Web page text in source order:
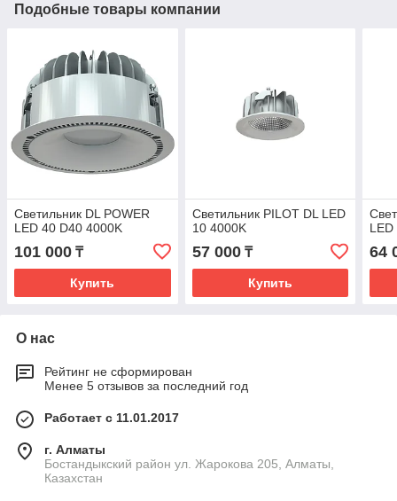
Подобные товары компании
Светильник DL POWER
LED 40 D40 4000K
101 000 ₸
Купить
Светильник PILOT DL LED
10 4000K
57 000₸
Купить
64
О нас
Рейтинг не сформирован
Менее 5 отзывов за последний год
Работает с 11.01.2017
г. Алматы
Бостандыкский район ул. Жарокова 205, Алматы,
Казахстан